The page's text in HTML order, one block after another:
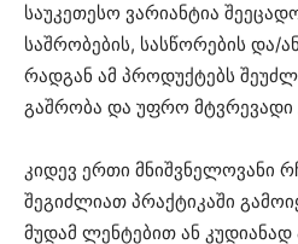
საუკეთესო ვარიანტია
საშრობების, სასწორების და/
რადგან ამ პროდუქტებს
გაშრობა და უფრო მტვრევადი
კიდევ ერთი მნიშვნელოვანი
შეგიძლიათ პრაქტიკაში
მუდამ ლენტებით ან კუდიანად